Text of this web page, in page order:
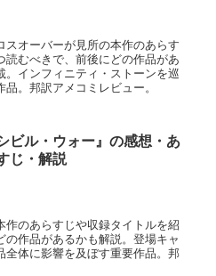
オーバーが見所の本作のあらす
読むべきで、前後にどの作品があ
。インフィニティ・ストーンを巡
。邦訳アメコミレビュー。
ビル・ウォー』の感想・あ
じ・解説
作のあらすじや収録タイトルを紹
作品があるかも解説。登場キャ
全体に影響を及ぼす重要作品。邦